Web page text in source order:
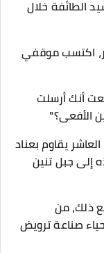
الطائفة خلال
اكتسب موقفي
أنك أرسلت
الأفعى؟"
يقاوم بعناد
إلى جبل تنين
ذلك، من
صناعة ترويض